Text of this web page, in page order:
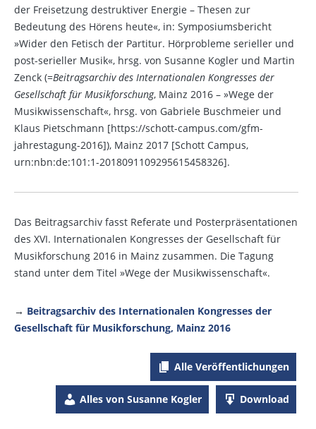
der Freisetzung destruktiver Energie – Thesen zur
Bedeutung des Hörens heute«, in: Symposiumsbericht
»Wider den Fetisch der Partitur. Hörprobleme serieller und
post-serieller Musik«, hrsg. von Susanne Kogler und Martin
Zenck (=Beitragsarchiv des Internationalen Kongresses der
Gesellschaft für Musikforschung, Mainz 2016 – »Wege der
Musikwissenschaft«, hrsg. von Gabriele Buschmeier und
Klaus Pietschmann [https://schott-campus.com/gfm-
jahrestagung-2016]), Mainz 2017 [Schott Campus,
urn:nbn:de:101:1-2018091109295615458326].
Das Beitragsarchiv fasst Referate und Posterpräsentationen
des XVI. Internationalen Kongresses der Gesellschaft für
Musikforschung 2016 in Mainz zusammen. Die Tagung
stand unter dem Titel »Wege der Musikwissenschaft«.
→ Beitragsarchiv des Internationalen Kongresses der
Gesellschaft für Musikforschung, Mainz 2016
Alle Veröffentlichungen
Alles von Susanne Kogler Download